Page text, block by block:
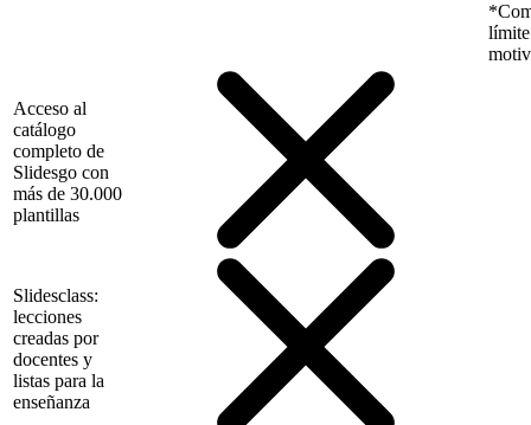
límite
Acceso al
catálogo
completo de
Slidesgo con
más de 30.000
plantillas
Slidesclass:
lecciones
creadas por
docentes y
listas para la
enseñanza